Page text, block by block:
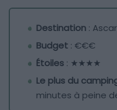
Destination :
Budget : €€€
Étoiles : ★★★★
Le plus du
minutes à peine